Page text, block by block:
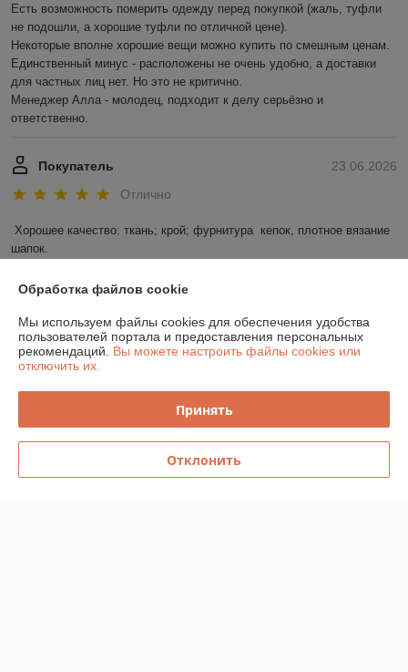
Есть возможность померить одежду перед покупкой (жаль, туфли
не подошли, а хорошие туфли по отличной цене).
Некоторые вполне хорошие вещи можно купить по смешным ценам.
Единственный минус - расположены не очень удобно, а доставки
для частных лиц нет. Но это не критично.
Менеджер Алла - молодец, подходит к делу серьёзно и
ответственно.
23.06.2026
Покупатель
Отлично
Хорошее качество: ткань; крой; фурнитура  кепок, плотное вязание
шапок.
О нас
Обработка файлов cookie
Мы используем файлы cookies для обеспечения удобства
пользователей портала и предоставления персональных
рекомендаций. Вы можете настроить файлы cookies или
отключить их.
Принять
Отклонить